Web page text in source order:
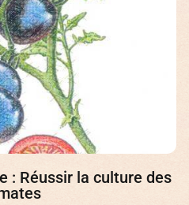
: Réussir la culture des